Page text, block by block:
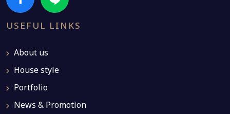
USEFUL LINKS
About us
House style
Portfolio
News & Promotion